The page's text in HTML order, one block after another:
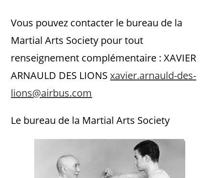
Vous pouvez contacter le bureau de la
Martial Arts Society pour tout
renseignement complémentaire : XAVIER
ARNAULD DES LIONSxavier.arnauld-des-
lions@airbus.com
Le bureau de la Martial Arts Society